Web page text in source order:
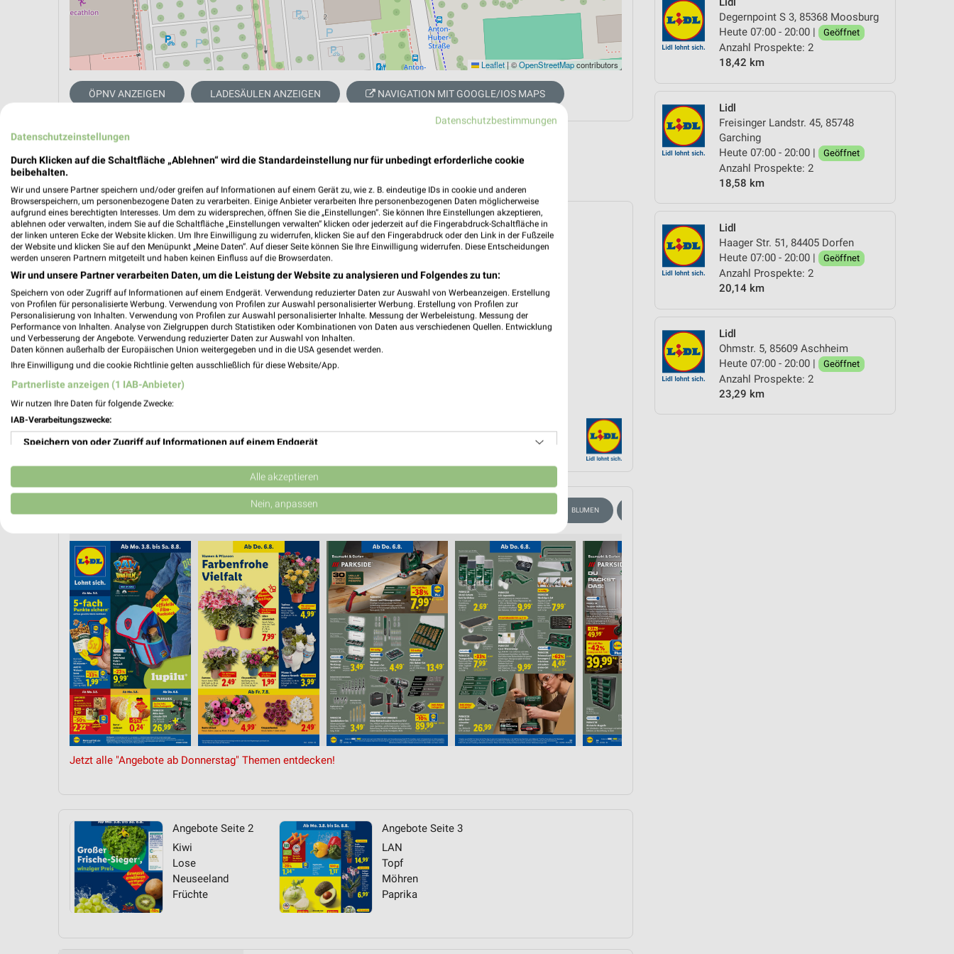
Degernpoint S 3, 85368 Moosburg
Heute 07:00 - 20:00 |
Geöffnet
Anzahl Prospekte: 2
18,42 km
Lidl
Freisinger Landstr. 45, 85748
Garching
Heute 07:00 - 20:00 |
Geöffnet
Anzahl Prospekte: 2
18,58 km
Lidl
Haager Str. 51, 84405 Dorfen
Heute 07:00 - 20:00 |
Geöffnet
Anzahl Prospekte: 2
20,14 km
Lidl
Ohmstr. 5, 85609 Aschheim
Heute 07:00 - 20:00 |
Geöffnet
Anzahl Prospekte: 2
23,29 km
Leaflet|©OpenStreetMapcontributors
ÖPNV ANZEIGEN LADESÄULEN ANZEIGEN NAVIGATION MIT GOOGLE/IOS MAPS
Anzahl Prospekte: 2
❯
Lidl Prospekt für Erding ab Mo. den 03.08.
Gültig von 03. Aug. bis 08. Aug.
PROSPEKT BLÄTTERN
CLEVER SPAREN KINDERMODE & SPIELZEUG BLUMEN
Jetzt alle "Angebote ab Donnerstag" Themen entdecken!
Angebote Seite 2
Kiwi
Lose
Neuseeland
Früchte
Angebote Seite 3
LAN
Topf
Möhren
Paprika
Datenschutzbestimmungen
Datenschutzeinstellungen
Durch Klicken auf die Schaltfläche „Ablehnen“ wird die Standardeinstellung nur für unbedingt erforderliche cookie
beibehalten.
Wir und unsere Partner speichern und/oder greifen auf Informationen auf einem Gerät zu, wie z. B. eindeutige IDs in cookie und anderen
Browserspeichern, um personenbezogene Daten zu verarbeiten. Einige Anbieter verarbeiten Ihre personenbezogenen Daten möglicherweise
aufgrund eines berechtigten Interesses. Um dem zu widersprechen, öffnen Sie die „Einstellungen“. Sie können Ihre Einstellungen akzeptieren,
ablehnen oder verwalten, indem Sie auf die Schaltfläche „Einstellungen verwalten“ klicken oder jederzeit auf die Fingerabdruck-Schaltfläche in
der linken unteren Ecke der Website klicken. Um Ihre Einwilligung zu widerrufen, klicken Sie auf den Fingerabdruck oder den Link in der Fußzeile
der Website und klicken Sie auf den Menüpunkt „Meine Daten“. Auf dieser Seite können Sie Ihre Einwilligung widerrufen. Diese Entscheidungen
werden unseren Partnern mitgeteilt und haben keinen Einfluss auf die Browserdaten.
Wir und unsere Partner verarbeiten Daten, um die Leistung der Website zu analysieren und Folgendes zu tun:
Speichern von oder Zugriff auf Informationen auf einem Endgerät. Verwendung reduzierter Daten zur Auswahl von Werbeanzeigen. Erstellung
von Profilen für personalisierte Werbung. Verwendung von Profilen zur Auswahl personalisierter Werbung. Erstellung von Profilen zur
Personalisierung von Inhalten. Verwendung von Profilen zur Auswahl personalisierter Inhalte. Messung der Werbeleistung. Messung der
Performance von Inhalten. Analyse von Zielgruppen durch Statistiken oder Kombinationen von Daten aus verschiedenen Quellen. Entwicklung
und Verbesserung der Angebote. Verwendung reduzierter Daten zur Auswahl von Inhalten.
Daten können außerhalb der Europäischen Union weitergegeben und in die USA gesendet werden.
Ihre Einwilligung und die cookie Richtlinie gelten ausschließlich für diese Website/App.
Partnerliste anzeigen (1 IAB-Anbieter)
Wir nutzen Ihre Daten für folgende Zwecke:
IAB-Verarbeitungszwecke:
Speichern von oder Zugriff auf Informationen auf einem Endgerät
Verwendung reduzierter Daten zur Auswahl von Werbeanzeigen
Erstellung von Profilen für personalisierte Werbung
Erstellung von Profilen zur Personalisierung von Inhalten
Verwendung von Profilen zur Auswahl personalisierter Inhalte
Messung der Werbeleistung
Messung der Performance von Inhalten
Analyse von Zielgruppen durch Statistiken oder Kombinationen von Daten aus verschiedenen
Entwicklung und Verbesserung der Angebote
Verwendung reduzierter Daten zur Auswahl von Inhalten
Geräte anhand von aktiv angeforderten Informationen identifizieren
Nicht-IAB-Verarbeitungszwecke:
Performance
Alle akzeptieren
Nein, anpassen